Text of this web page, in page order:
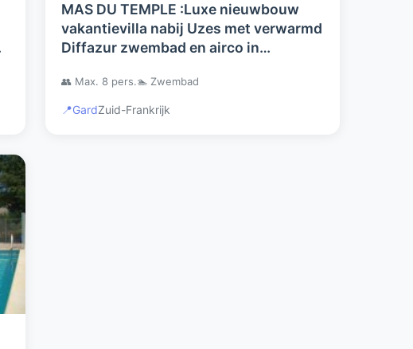
MAS DU TEMPLE :Luxe nieuwbouw
vakantievilla nabij Uzes met verwarmd
Diffazur zwembad en airco in
👥 Max. 8 pers.🏊 Zwembad
📍GardZuid-Frankrijk